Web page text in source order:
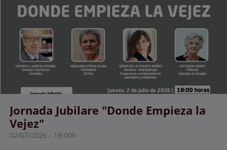
Jornada Jubilare "Donde Empieza la
Vejez"
02/07/2026 18:00h